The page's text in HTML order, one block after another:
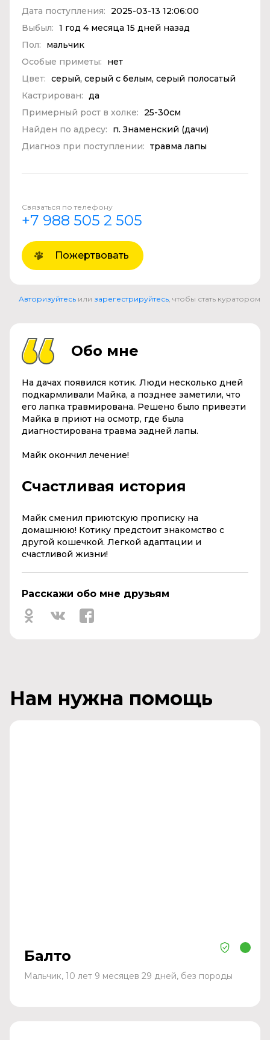
Дата поступления:
2025-03-13 12:06:00
Выбыл: 1 год 4 месяца 15 дней назад
Пол:
мальчик
Особые приметы:
нет
Цвет: серый, серый с белым, серый полосатый
Кастрирован:
да
Примерный рост в холке:
25-30см
Найден по адресу:
п. Знаменский (дачи)
Диагноз при поступлении: травма лапы
Связаться по телефону
+7 988 505 2 505
Пожертвовать
Авторизуйтесь или зарегестрируйтесь, чтобы стать куратором
Обо мне
На дачах появился котик. Люди несколько дней
подкармливали Майка, а позднее заметили, что
его лапка травмирована. Решено было привезти
Майка в приют на осмотр, где была
диагностирована травма задней лапы.
Майк окончил лечение!
Счастливая история
Майк сменил приютскую прописку на
домашнюю! Котику предстоит знакомство с
другой кошечкой. Легкой адаптации и
счастливой жизни!
Расскажи обо мне друзьям
Нам нужна помощь
Балто
Мальчик, 10 лет 9 месяцев 29 дней, без породы